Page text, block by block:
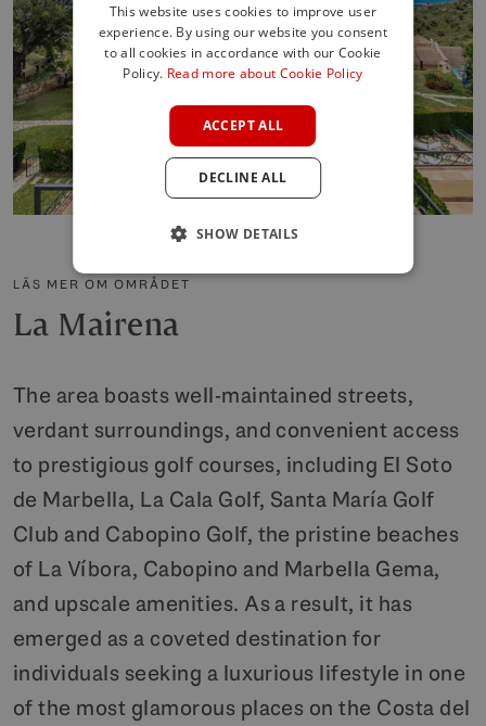
LÄS MER OM OMRÅDET
La Mairena
The area boasts well-maintained streets,
verdant surroundings, and convenient access
to prestigious golf courses, including El Soto
de Marbella, La Cala Golf, Santa María Golf
Club and Cabopino Golf, the pristine beaches
of La Víbora, Cabopino and Marbella Gema,
and upscale amenities. As a result, it has
emerged as a coveted destination for
individuals seeking a luxurious lifestyle in one
of the most glamorous places on the Costa del
ENGLISH
SPANISH
This website uses cookies to improve user
experience. By using our website you consent
to all cookies in accordance with our Cookie
Policy. Read more about Cookie Policy
ACCEPT ALL
DECLINE ALL
SHOW DETAILS